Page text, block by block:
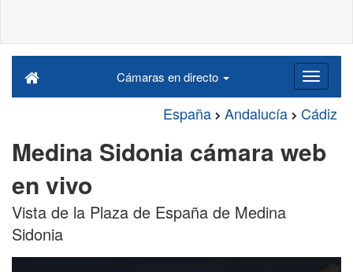
Cámaras en directo
España Andalucía Cádiz
Medina Sidonia cámara web
en vivo
Vista de la Plaza de España de Medina
Sidonia